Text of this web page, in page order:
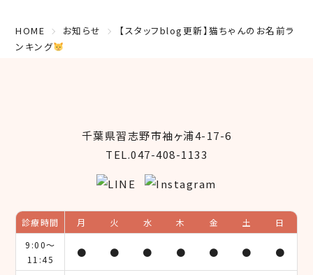
HOME お知らせ
【スタッフblog更新】猫ちゃんのお名前ラ
ンキング
千葉県習志野市袖ヶ浦4-17-6
TEL.047-408-1133
診療時間 月 火 水 木 金 土
日
9:00～
11:45
● ● ● ● ● ● ●